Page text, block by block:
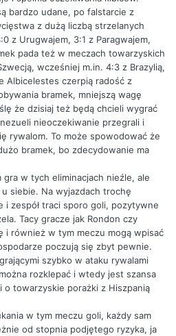
bardzo udane, po falstarcie z
z dużą liczbą strzelanych
z Urugwajem, 3:1 z Paragwajem,
pada też w meczach towarzyskich
wcześniej m.in. 4:3 z Brazylią,
Albicelestes czerpią radość z
bramek, mniejszą wagę
że dzisiaj też będą chcieli wygrać
nieoczekiwanie przegrali i
rywalom. To może spowodować że
bramek, bo zdecydowanie ma
gra w tych eliminacjach nieźle, ale
siebie. Na wyjazdach trochę
i zespół traci sporo goli, pozytywne
Tacy gracze jak Rondon czy
i również w tym meczu mogą wpisać
poczują się zbyt pewnie.
szybko w ataku rywalami
rozklepać i wtedy jest szansa
o towarzyskie porażki z Hiszpanią
w tym meczu goli, każdy sam
od stopnia podjętego ryzyka, ja